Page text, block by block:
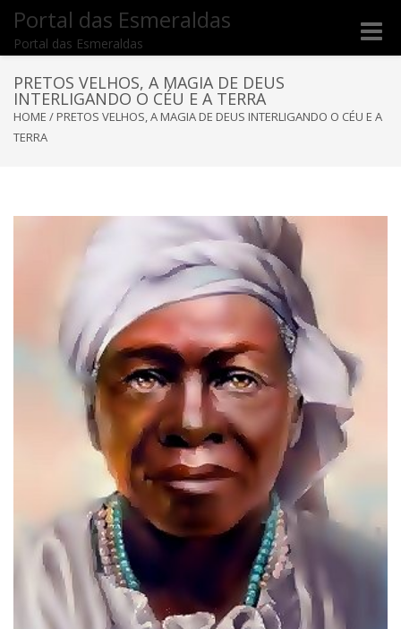
Portal das Esmeraldas
Portal das Esmeraldas
Toggle
PRETOS VELHOS, A MAGIA DE DEUS
INTERLIGANDO O CÉU E A TERRA
HOME / PRETOS VELHOS, A MAGIA DE DEUS INTERLIGANDO O CÉU E A
TERRA